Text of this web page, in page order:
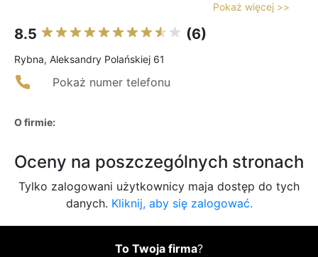
Pokaż więcej >>
8.5 (6)
Rybna, Aleksandry Polańskiej 61
Pokaż numer telefonu
O firmie:
Oceny na poszczególnych stronach
Tylko zalogowani użytkownicy maja dostęp do tych
danych. Kliknij, aby się zalogować.
To Twoja firma?